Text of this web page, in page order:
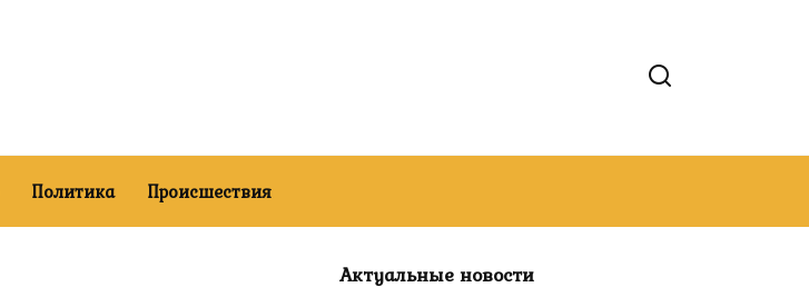
Политика Происшествия
Актуальные новости